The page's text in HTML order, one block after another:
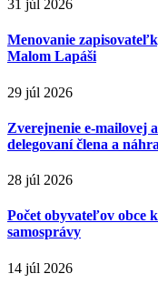
31 júl 2026
Menovanie
Malom Lapáši
29 júl 2026
Zverejnenie e-mailovej
delegovaní člena a
28 júl 2026
Počet obyvateľov obce
samosprávy
14 júl 2026